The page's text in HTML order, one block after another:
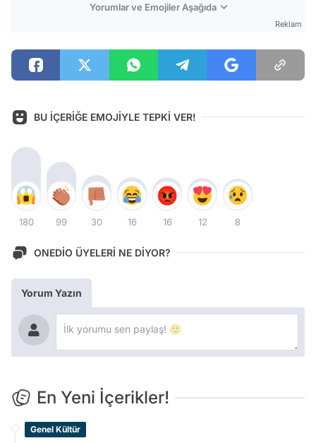
Yorumlar ve Emojiler Aşağıda
Reklam
BU İÇERİĞE EMOJİYLE TEPKİ VER!
180 99 30 16 16 12 8
ONEDİO ÜYELERİ NE DİYOR?
Yorum Yazın
En Yeni İçerikler!
Genel Kültür